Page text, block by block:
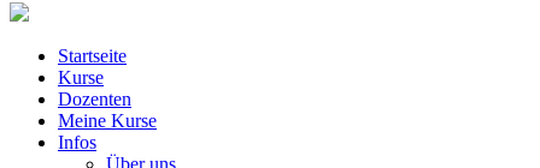
Startseite
Kurse
Dozenten
Meine Kurse
Infos
Über uns